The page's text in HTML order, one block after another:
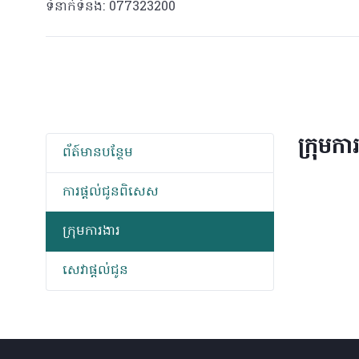
ទំនាក់ទំនង: 077323200
ព័​ត៍​មាន​បន្ថែម
ការផ្តល់ជូនពិសេស
ក្រុមការងារ
សេវាផ្តល់ជូន
ក្រុមកា